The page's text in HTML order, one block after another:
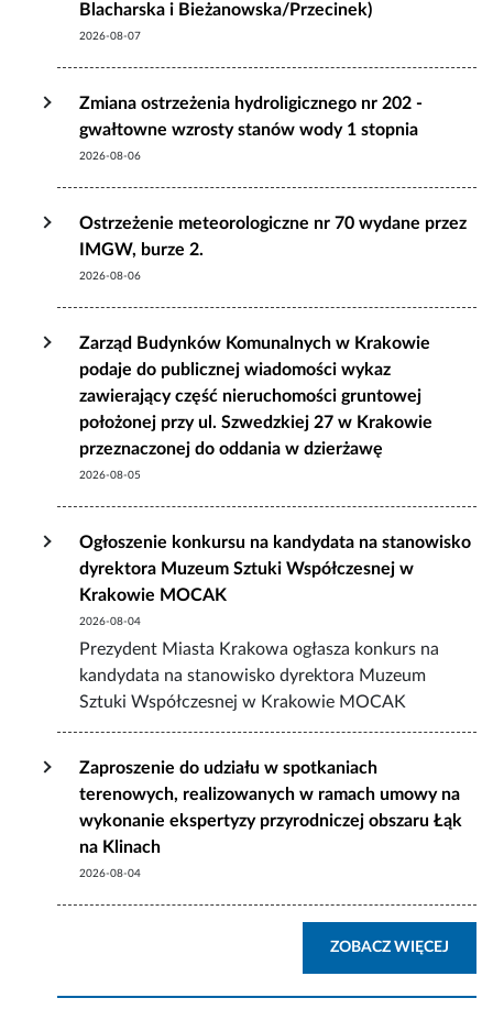
Blacharska i Bieżanowska/Przecinek)
2026-08-07
Zmiana ostrzeżenia hydroligicznego nr 202 -
gwałtowne wzrosty stanów wody 1 stopnia
2026-08-06
Ostrzeżenie meteorologiczne nr 70 wydane przez
IMGW, burze 2.
2026-08-06
Zarząd Budynków Komunalnych w Krakowie
podaje do publicznej wiadomości wykaz
zawierający część nieruchomości gruntowej
położonej przy ul. Szwedzkiej 27 w Krakowie
przeznaczonej do oddania w dzierżawę
2026-08-05
Ogłoszenie konkursu na kandydata na stanowisko
dyrektora Muzeum Sztuki Współczesnej w
Krakowie MOCAK
2026-08-04
Prezydent Miasta Krakowa ogłasza konkurs na
kandydata na stanowisko dyrektora Muzeum
Sztuki Współczesnej w Krakowie MOCAK
Zaproszenie do udziału w spotkaniach
terenowych, realizowanych w ramach umowy na
wykonanie ekspertyzy przyrodniczej obszaru Łąk
na Klinach
2026-08-04
ZOBACZ WIĘCEJ